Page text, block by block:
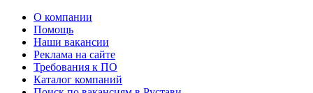
О компании
Помощь
Наши вакансии
Реклама на сайте
Требования к ПО
Каталог компаний